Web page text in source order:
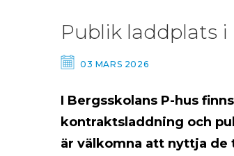
Publik laddplats i
03 MARS 2026
I Bergsskolans P-hus
kontraktsladdning och
är välkomna att nyttja de